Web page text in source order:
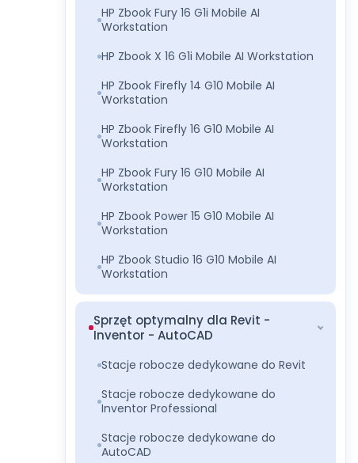
HP Zbook Fury 16 G1i Mobile AI
Workstation
HP Zbook X 16 G1i Mobile AI Workstation
HP Zbook Firefly 14 G10 Mobile AI
Workstation
HP Zbook Firefly 16 G10 Mobile AI
Workstation
HP Zbook Fury 16 G10 Mobile AI
Workstation
HP Zbook Power 15 G10 Mobile AI
Workstation
HP Zbook Studio 16 G10 Mobile AI
Workstation
Sprzęt optymalny dla Revit -
Inventor - AutoCAD
Stacje robocze dedykowane do Revit
Stacje robocze dedykowane do
Inventor Professional
Stacje robocze dedykowane do
AutoCAD